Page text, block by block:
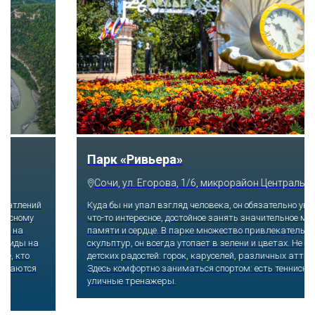
Сочи, с. Казачий брод, ул. Краснофлотская, 54а
Побороться со страхом высоты и набраться массу впечатлений
получится, если отправиться по самому длинному подвесному
пешеходному мосту, который буквально парит в воздухе на
высоте 218 метров над землей. Отсюда открываются виды на
Ахштырское ущелье и заснеженные Кавказские горы. Те, кто
посмелее, прыгают на резинке с 207 или 69 метров, катаются
на скоростном троллее. Остудить экстремальный пыл